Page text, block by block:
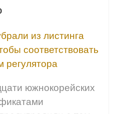
южнокорейских